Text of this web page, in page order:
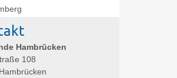
Hambrücken
108
Hambrücken